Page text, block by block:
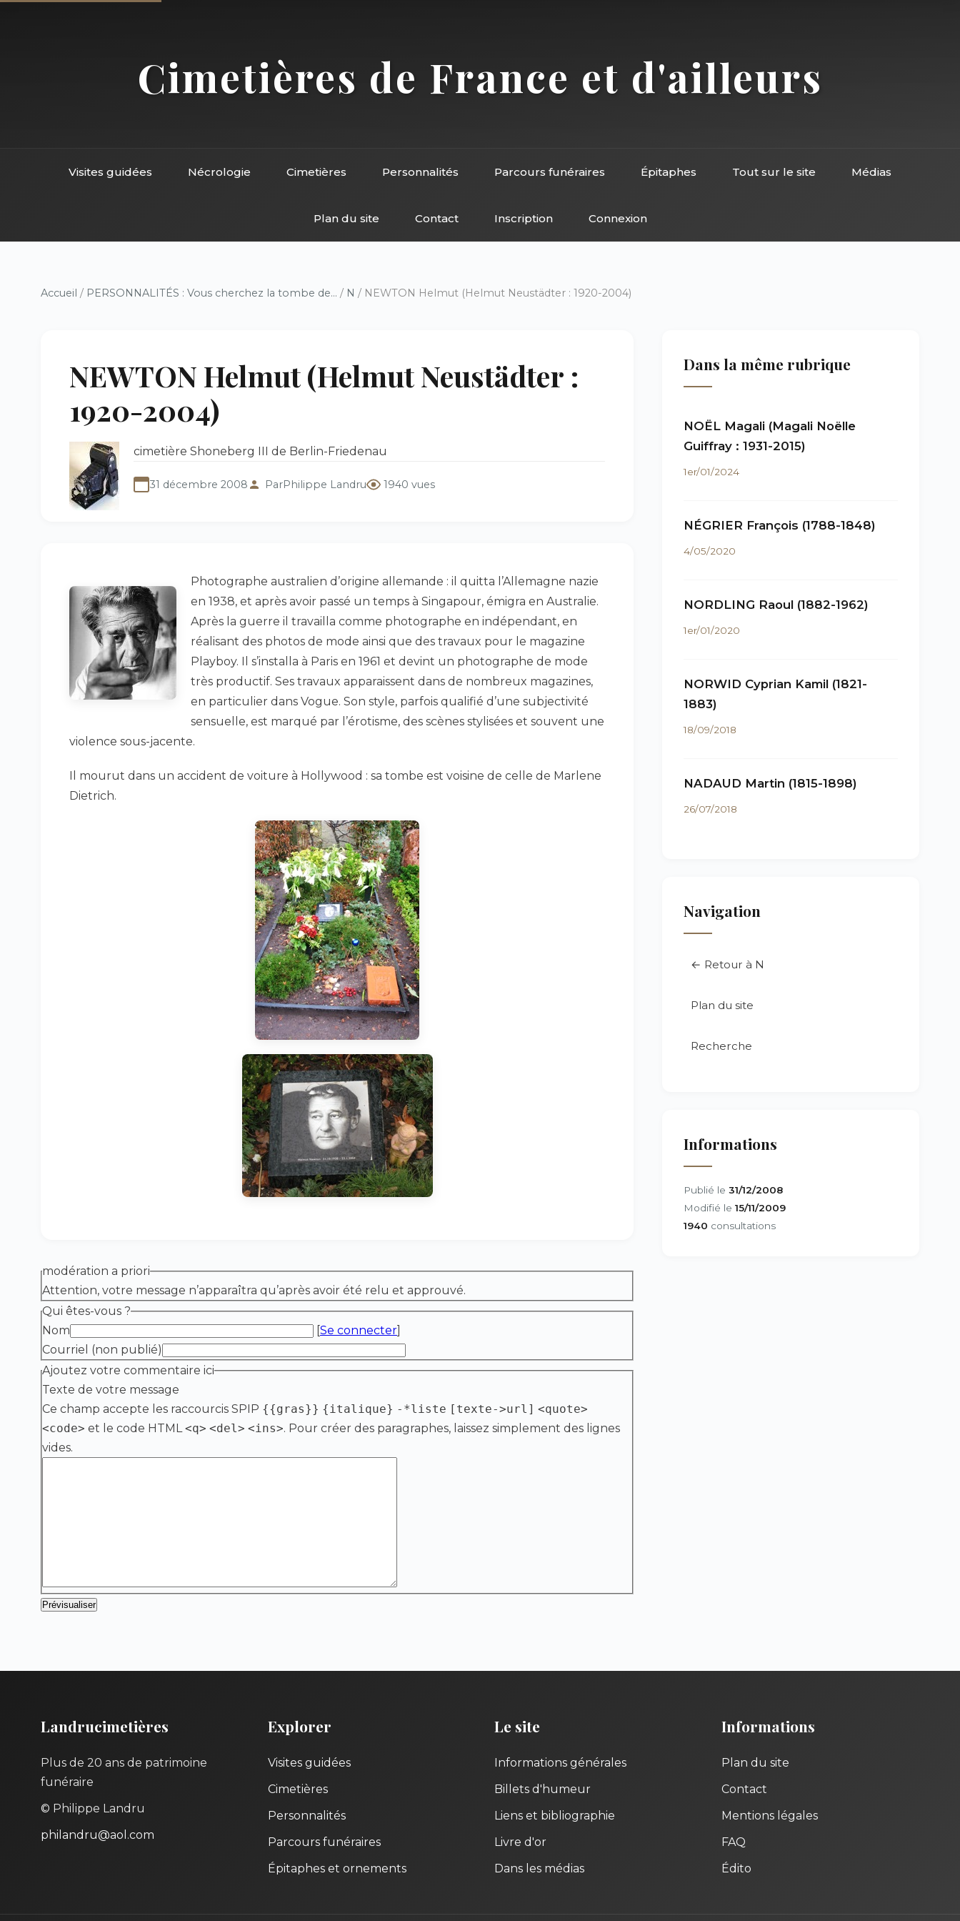
Cimetières de France et d'ailleurs
Visites guidées Nécrologie Cimetières Personnalités Parcours funéraires Épitaphes Tout sur le site Médias
Plan du site Contact Inscription Connexion
Accueil / PERSONNALITÉS : Vous cherchez la tombe de... / N / NEWTON Helmut (Helmut Neustädter : 1920-2004)
NEWTON Helmut (Helmut Neustädter :
1920-2004)
cimetière Shoneberg III de Berlin-Friedenau
31 décembre 2008 ParPhilippe Landru 1940 vues
Photographe australien d’origine allemande : il quitta l’Allemagne nazie
en 1938, et après avoir passé un temps à Singapour, émigra en Australie.
Après la guerre il travailla comme photographe en indépendant, en
réalisant des photos de mode ainsi que des travaux pour le magazine
Playboy. Il s’installa à Paris en 1961 et devint un photographe de mode
très productif. Ses travaux apparaissent dans de nombreux magazines,
en particulier dans Vogue. Son style, parfois qualifié d’une subjectivité
sensuelle, est marqué par l’érotisme, des scènes stylisées et souvent une
violence sous-jacente.
Il mourut dans un accident de voiture à Hollywood : sa tombe est voisine de celle de Marlene
Dietrich.
modération a priori
Attention, votre message n’apparaîtra qu’après avoir été relu et approuvé.
Qui êtes-vous ?
Nom
[Se connecter]
Courriel (non publié)
Ajoutez votre commentaire ici
Texte de votre message
Ce champ accepte les raccourcis SPIP {{gras}} {italique} -*liste [texte->url] <quote>
<code> et le code HTML<q> <del> <ins>. Pour créer des paragraphes, laissez simplement des lignes
vides.
Dans la même rubrique
NOËL Magali (Magali Noëlle
Guiffray : 1931-2015)
1er/01/2024
NÉGRIER François (1788-1848)
4/05/2020
NORDLING Raoul (1882-1962)
1er/01/2020
NORWID Cyprian Kamil (1821-
1883)
18/09/2018
NADAUD Martin (1815-1898)
26/07/2018
Navigation
← Retour à N
Plan du site
Recherche
Informations
Publié le 31/12/2008
Modifié le 15/11/2009
1940 consultations
Landrucimetières
Plus de 20 ans de patrimoine
funéraire
© Philippe Landru
philandru@aol.com
Explorer
Visites guidées
Cimetières
Personnalités
Parcours funéraires
Épitaphes et ornements
Le site
Informations générales
Billets d'humeur
Liens et bibliographie
Livre d'or
Dans les médias
Informations
Plan du site
Contact
Mentions légales
FAQ
Édito